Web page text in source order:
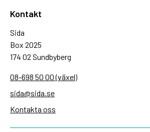
Kontakt
Sida
Box 2025
174 02 Sundbyberg
08-698 50 00 (växel)
sida@sida.se
Kontakta oss